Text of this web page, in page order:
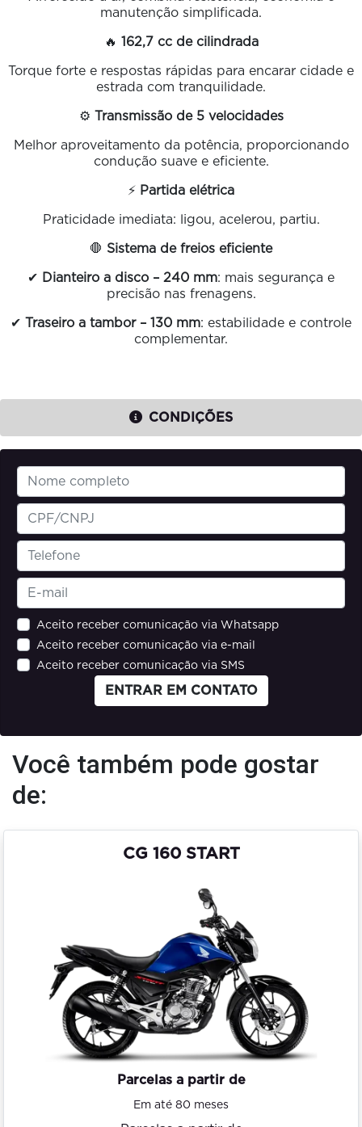
manutenção simplificada.
🔥 162,7 cc de cilindrada
Torque forte e respostas rápidas para encarar cidade e
estrada com tranquilidade.
⚙️ Transmissão de 5 velocidades
Melhor aproveitamento da potência, proporcionando
condução suave e eficiente.
⚡ Partida elétrica
Praticidade imediata: ligou, acelerou, partiu.
🛑 Sistema de freios eficiente
✔ Dianteiro a disco – 240 mm: mais segurança e
precisão nas frenagens.
✔ Traseiro a tambor – 130 mm: estabilidade e controle
complementar.
CONDIÇÕES
Aceito receber comunicação via Whatsapp
Aceito receber comunicação via e-mail
Aceito receber comunicação via SMS
ENTRAR EM CONTATO
Você também pode gostar
de:
CG 160 START
Parcelas a partir de
Em até 80 meses